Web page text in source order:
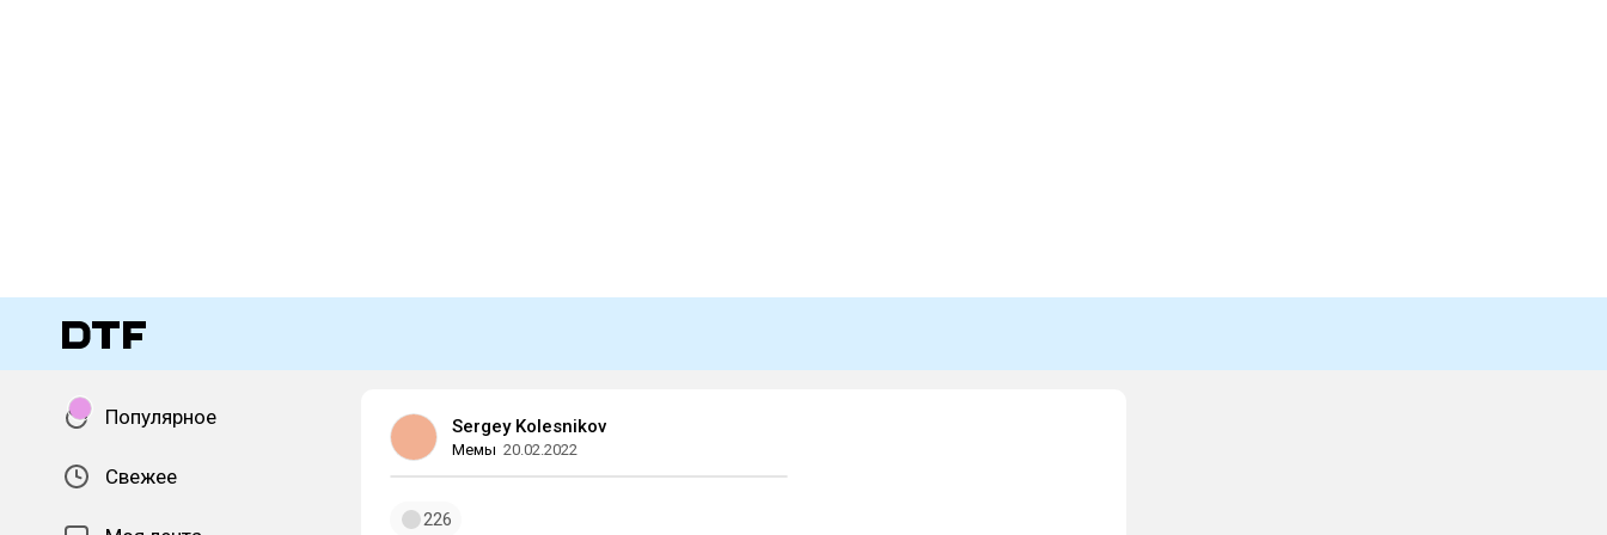
Популярное
Свежее
Sergey Kolesnikov
Мемы 20.02.2022
226